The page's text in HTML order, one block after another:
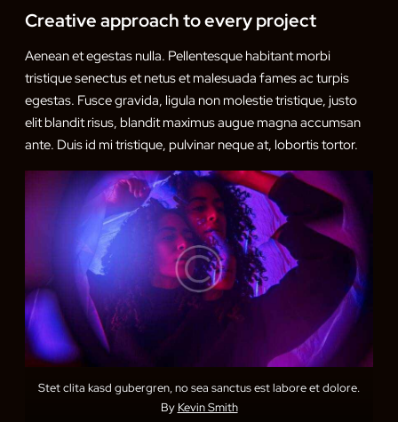
Creative approach to every project
Aenean et egestas nulla. Pellentesque habitant morbi
tristique senectus et netus et malesuada fames ac turpis
egestas. Fusce gravida, ligula non molestie tristique, justo
elit blandit risus, blandit maximus augue magna accumsan
ante. Duis id mi tristique, pulvinar neque at, lobortis tortor.
Stet clita kasd gubergren, no sea sanctus est labore et dolore.
By Kevin Smith